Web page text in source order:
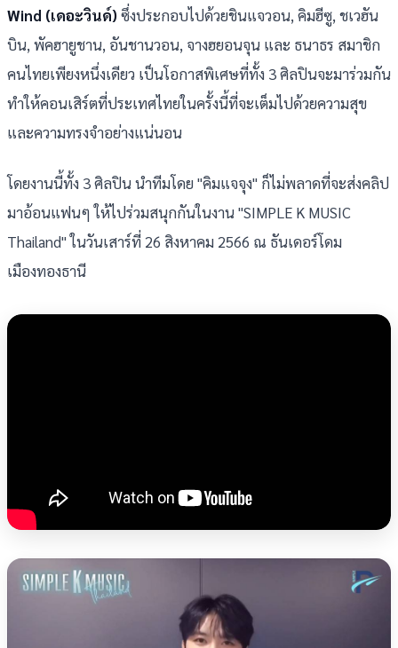
Wind (เดอะวินด์) ซึ่งประกอบไปด้วยชินแจวอน, คิมฮีซู, ชเวฮัน
บิน, พัคฮายูชาน, อันชานวอน, จางฮยอนจุน และ ธนาธร สมาชิก
คนไทยเพียงหนึ่งเดียว เป็นโอกาสพิเศษที่ทั้ง 3 ศิลปินจะมาร่วมกัน
ทำให้คอนเสิร์ตที่ประเทศไทยในครั้งนี้ที่จะเต็มไปด้วยความสุข
และความทรงจำอย่างแน่นอน
โดยงานนี้ทั้ง 3 ศิลปิน นำทีมโดย "คิมแจจุง" ก็ไม่พลาดที่จะส่งคลิป
มาอ้อนแฟนๆ ให้ไปร่วมสนุกกันในงาน "SIMPLE K MUSIC
Thailand" ในวันเสาร์ที่ 26 สิงหาคม 2566 ณ ธันเดอร์โดม
เมืองทองธานี